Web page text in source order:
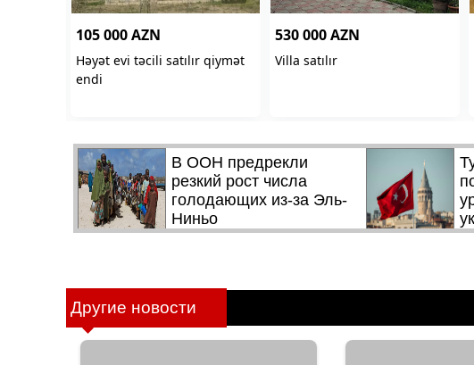
Другие новости